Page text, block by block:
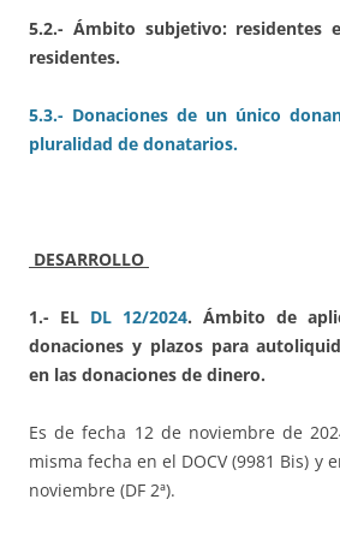
5.2.- Ámbito subjetivo: residentes
residentes.
5.3.- Donaciones de un único
pluralidad de donatarios.
DESARROLLO
1.- EL DL 12/2024. Ámbito de
donaciones y plazos para
en las donaciones de dinero.
Es de fecha 12 de noviembre de
misma fecha en el DOCV (9981 Bis) y
noviembre (DF 2ª).